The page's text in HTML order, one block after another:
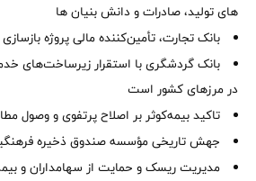
های تولید، صادرات و دانش بنیان ها
بانک تجارت، تأمین‌کننده مالی پروژه بازسازی فازهای ۴ و ۵
بانک گردشگری با استقرار زیرساخت‌های
در مرزهای کشور است
تاکید بیمه‌کوثر بر اصلاح پرتفوی و وصول
جهش تاریخی مؤسسه صندوق ذخیره
مدیریت ریسک و حمایت از سهامداران و